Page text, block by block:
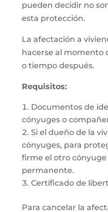
pueden decidir no
esta protección.
La afectación a
hacerse al momento
o tiempo después.
Requisitos:
Documentos de
cónyuges o
Si el dueño de la
cónyuges, para
firme el otro
permanente.
Certificado de
Para cancelar la